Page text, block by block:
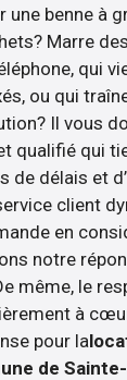
une benne à
Marre
qui
ou qui
Il vous
qualifié qui
de délais et
client
en
notre
même, le
à
pour la
de